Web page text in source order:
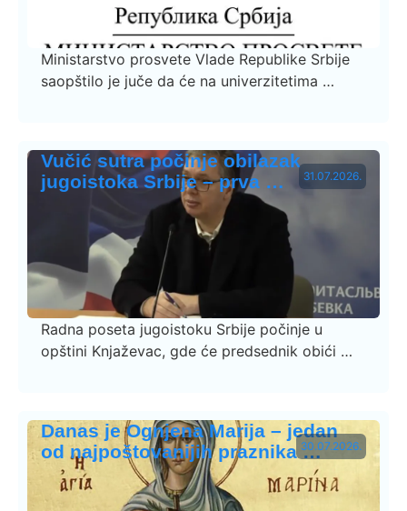
Ministarstvo prosvete Vlade Republike Srbije
saopštilo je juče da će na univerzitetima …
31.07.2026.
Vučić sutra počinje obilazak
jugoistoka Srbije – prva …
Radna poseta jugoistoku Srbije počinje u
opštini Knjaževac, gde će predsednik obići …
30.07.2026.
Danas je Ognjena Marija – jedan
od najpoštovanijih praznika …